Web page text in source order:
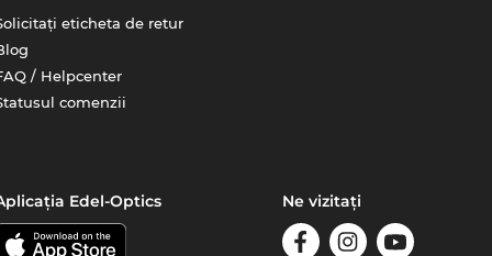
eticheta de retur
/ Helpcenter
comenzii
Edel-Optics Ne vizitați